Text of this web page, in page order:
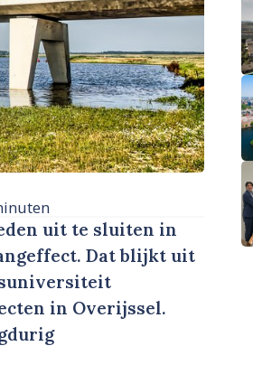
uit te sluiten in
Dat blijkt uit
in Overijssel.